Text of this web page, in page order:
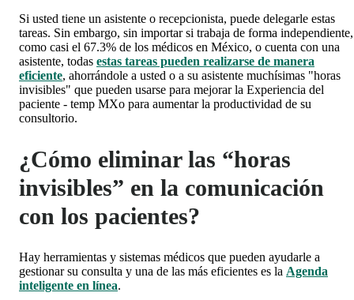
Si usted tiene un asistente o recepcionista, puede delegarle estas
tareas. Sin embargo, sin importar si trabaja de forma independiente,
como casi el 67.3% de los médicos en México, o cuenta con una
asistente, todas estas tareas pueden realizarse de manera
eficiente, ahorrándole a usted o a su asistente muchísimas "horas
invisibles" que pueden usarse para mejorar la Experiencia del
paciente - temp MXo para aumentar la productividad de su
consultorio.
¿Cómo eliminar las “horas
invisibles” en la comunicación
con los pacientes?
Hay herramientas y sistemas médicos que pueden ayudarle a
gestionar su consulta y una de las más eficientes es la Agenda
inteligente en línea.